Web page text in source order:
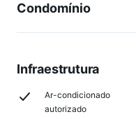
Condomínio
Infraestrutura
Ar-condicionado
autorizado